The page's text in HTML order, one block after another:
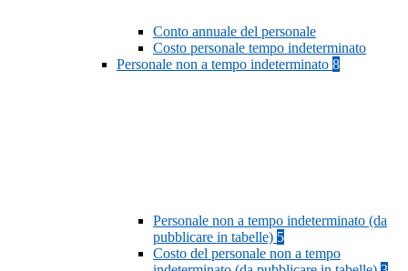
Conto annuale del personale
Costo personale tempo indeterminato
Personale non a tempo indeterminato 8
Personale non a tempo indeterminato (da
pubblicare in tabelle) 5
Costo del personale non a tempo